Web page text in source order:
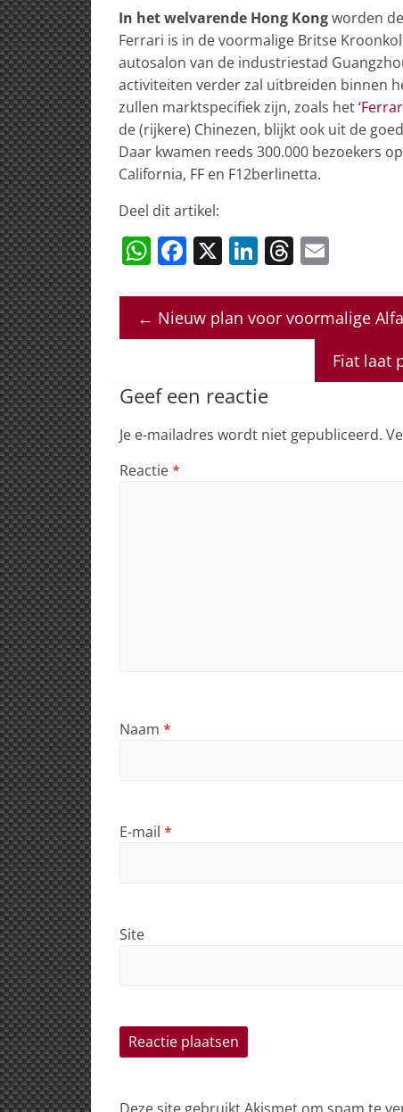
In het welvarende Hong Kongworden
Ferrari is in de voormalige Britse
autosalon van de industriestad
activiteiten verder zal uitbreiden binnen
zullen marktspecifiek zijn, zoals het
de (rijkere) Chinezen, blijkt ook uit de
Daar kwamen reeds 300.000 bezoekers
California, FF en F12berlinetta.
Deel dit artikel:
W
at
s
p
F
c
e
o
o
k
X Li
k
e
n
T
re
a
ai
l
← Nieuw plan voor voormalige
Fiat laat
Geef een reactie
Je e-mailadres wordt niet gepubliceerd.
Reactie*
Naam *
E-mail *
Site
Deze site gebruikt Akismet om spam te